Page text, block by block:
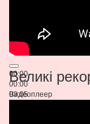
00:00
00:00
03:05
Великі
Видеоплеер